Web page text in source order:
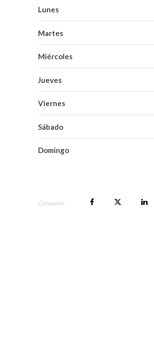
Lunes
Martes
Miércoles
Jueves
Viernes
Sábado
Domingo
Compartir